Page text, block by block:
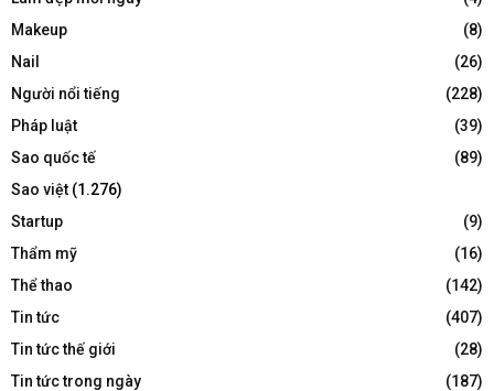
Makeup
(8)
Nail
(26)
Người nổi tiếng
(228)
Pháp luật
(39)
Sao quốc tế
(89)
Sao việt (1.276)
Startup
(9)
Thẩm mỹ
(16)
Thể thao
(142)
Tin tức
(407)
Tin tức thế giới
(28)
Tin tức trong ngày
(187)